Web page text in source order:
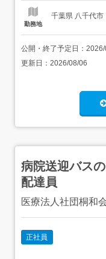
勤務地
千葉県 八千代市
公開・終了予定日：
更新日： 2026/08/06
病院送迎バス
配達員
医療法人社団桐和
正社員